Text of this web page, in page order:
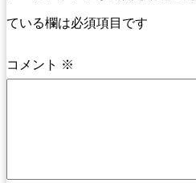
ている欄は必須項目です
コメント ※